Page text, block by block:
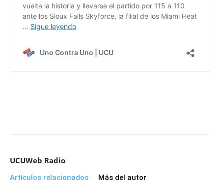
UCUWeb Radio
Artículos relacionados Más del autor